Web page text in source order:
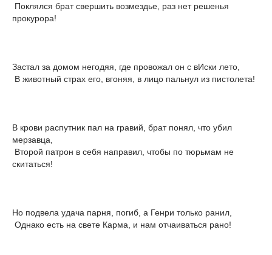
Поклялся брат свершить возмездье, раз нет решенья
прокурора!
Застал за домом негодяя, где провожал он с вИски лето,
В животный страх его, вгоняя, в лицо пальнул из пистолета!
В крови распутник пал на гравий, брат понял, что убил
мерзавца,
Второй патрон в себя направил, чтобы по тюрьмам не
скитаться!
Но подвела удача парня, погиб, а Генри только ранил,
Однако есть на свете Карма, и нам отчаиваться рано!